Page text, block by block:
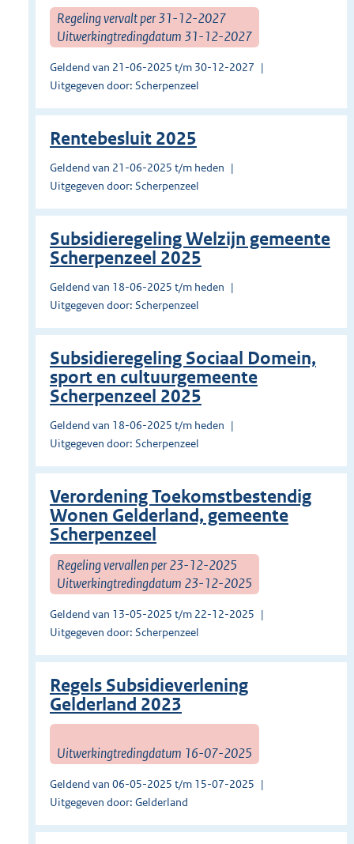
Regeling vervalt per 31-12-2027
Uitwerkingtredingdatum 31-12-2027
Geldend van 21-06-2025 t/m 30-12-2027
Uitgegeven door: Scherpenzeel
Rentebesluit 2025
Geldend van 21-06-2025 t/m heden
Uitgegeven door: Scherpenzeel
Subsidieregeling Welzijn gemeente
Scherpenzeel 2025
Geldend van 18-06-2025 t/m heden
Uitgegeven door: Scherpenzeel
Subsidieregeling Sociaal Domein,
sport en cultuurgemeente
Scherpenzeel 2025
Geldend van 18-06-2025 t/m heden
Uitgegeven door: Scherpenzeel
Verordening Toekomstbestendig
Wonen Gelderland, gemeente
Scherpenzeel
Regeling vervallen per 23-12-2025
Uitwerkingtredingdatum 23-12-2025
Geldend van 13-05-2025 t/m 22-12-2025
Uitgegeven door: Scherpenzeel
Regels Subsidieverlening
Gelderland 2023
Uitwerkingtredingdatum 16-07-2025
Geldend van 06-05-2025 t/m 15-07-2025
Uitgegeven door: Gelderland